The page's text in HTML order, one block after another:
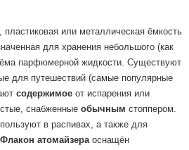
пластиковая или металлическая ёмкость
для хранения небольшого (как
парфюмерной жидкости. Существуют
для путешествий (самые популярные
содержимое от испарения или
снабженные обычным стоппером.
в распивах, а также для
Флакон атомайзераоснащён